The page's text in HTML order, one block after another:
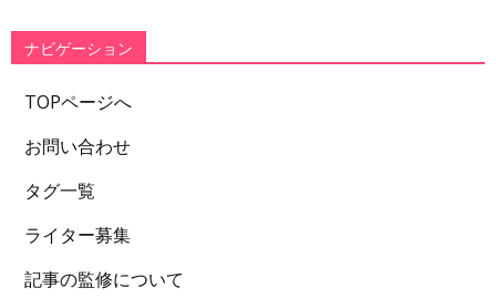
ー
ナビゲーション
TOPページへ
お問い合わせ
タグ一覧
ライター募集
記事の監修について